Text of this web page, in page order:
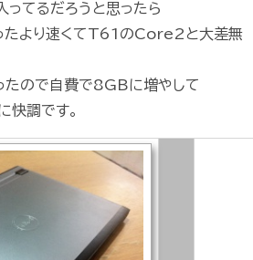
てるだろうと思ったら
たより速くてT61のCore2と大差無
たので自費で8GBに増やして
快調です。